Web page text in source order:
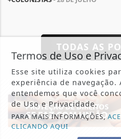
TODAS AS
Termos de Uso e
Esse site utiliza cookies
experiência de navegação.
entendemos que você
de Uso e Privacidade.
PARA MAIS INFORMAÇÕES,
CLICANDO AQUI